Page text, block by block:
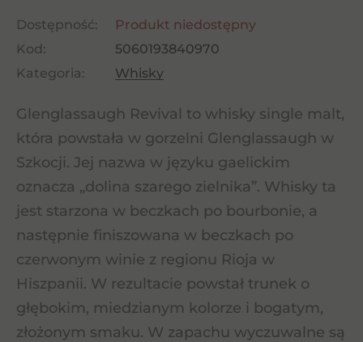
Dostępność:
Produkt niedostępny
Kod:
5060193840970
Kategoria:
Whisky
Glenglassaugh Revival to whisky single malt,
która powstała w gorzelni Glenglassaugh w
Szkocji. Jej nazwa w języku gaelickim
oznacza „dolina szarego zielnika”. Whisky ta
jest starzona w beczkach po bourbonie, a
następnie finiszowana w beczkach po
czerwonym winie z regionu Rioja w
Hiszpanii. W rezultacie powstał trunek o
głębokim, miedzianym kolorze i bogatym,
złożonym smaku. W zapachu wyczuwalne są